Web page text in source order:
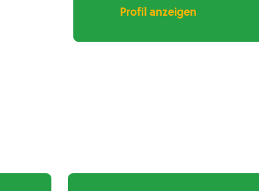
Profil anzeigen